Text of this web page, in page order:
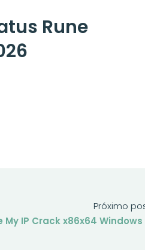
Rune
Próximo
My IP Crack x86x64 Windows